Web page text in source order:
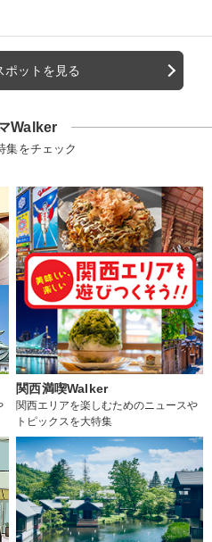
ポットを見る
Walker
集をチェック
関西満喫Walker
関西エリアを楽しむためのニュースや
トピックスを大特集